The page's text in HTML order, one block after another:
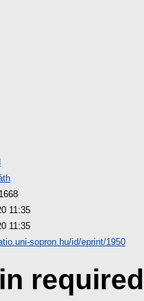
11:35
11:35
sopron.hu/id/eprint/1950